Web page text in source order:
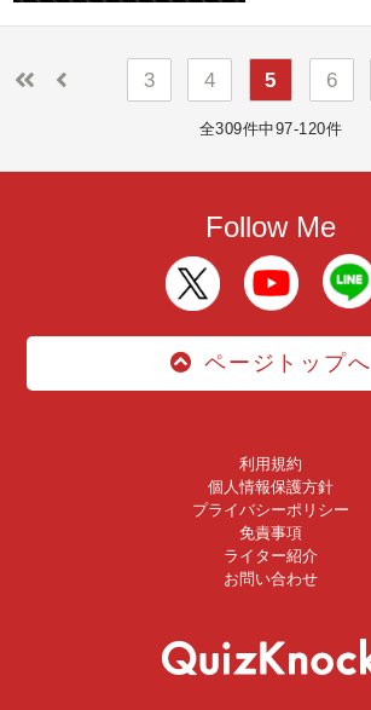
3 4 5 6
全309件中97-120件
Follow Me
ページトップへ
利用規約
個人情報保護方針
プライバシーポリシー
免責事項
ライター紹介
お問い合わせ